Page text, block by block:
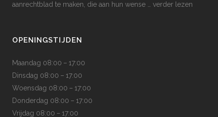
aanrechtblad te maken, die aan hun wense … verder lezen
OPENINGSTIJDEN
Maandag 08:00 – 17:00
Dinsdag 08:00 – 17:00
Woensdag 08:00 – 17:00
Donderdag 08:00 – 17:00
Vrijdag 08:00 – 17:00